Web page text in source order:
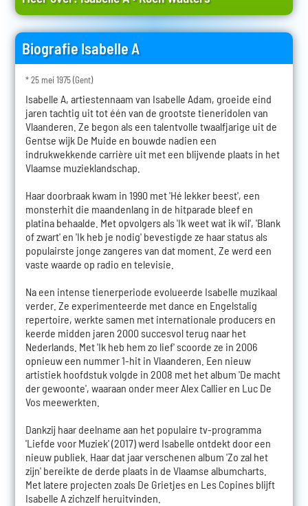
Biografie Isabelle A
* 25 mei 1975 (Gent)
Isabelle A, artiestennaam van Isabelle Adam, groeide eind
jaren tachtig uit tot één van de grootste tieneridolen van
Vlaanderen. Ze begon als een talentvolle twaalfjarige uit de
Gentse wijk De Muide en bouwde nadien een
indrukwekkende carrière uit met een blijvende plaats in het
Vlaamse muzieklandschap.
Haar doorbraak kwam in 1990 met 'Hé lekker beest', een
monsterhit die maandenlang in de hitparade bleef en
platina behaalde. Met opvolgers als 'Ik weet wat ik wil', 'Blank
of zwart' en 'Ik heb je nodig' bevestigde ze haar status als
populairste jonge zangeres van dat moment. Ze werd een
vaste waarde op radio en televisie.
Na een intense tienerperiode evolueerde Isabelle muzikaal
verder. Ze experimenteerde met dance en Engelstalig
repertoire, werkte samen met internationale producers en
keerde midden jaren 2000 succesvol terug naar het
Nederlands. Met 'Ik heb hem zo lief' scoorde ze in 2006
opnieuw een nummer 1-hit in Vlaanderen. Een nieuw
artistiek hoofdstuk volgde in 2008 met het album 'De macht
der gewoonte', waaraan onder meer Alex Callier en Luc De
Vos meewerkten.
Dankzij haar deelname aan het populaire tv-programma
'Liefde voor Muziek' (2017) werd Isabelle ontdekt door een
nieuw publiek. Haar dat jaar verschenen album 'Zo zal het
zijn' bereikte de derde plaats in de Vlaamse albumcharts.
Met latere projecten zoals De Grietjes en Les Copines blijft
Isabelle A zichzelf heruitvinden.